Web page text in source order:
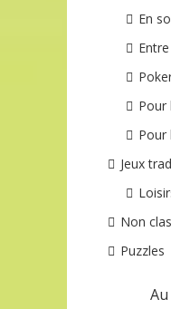
En
Pour
Pour
Jeux
Non
Puzzles